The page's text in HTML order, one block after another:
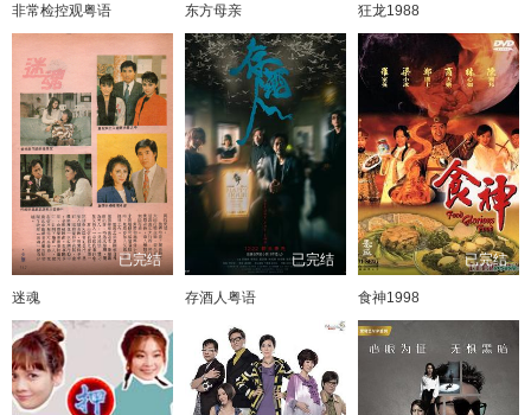
非常检控观粤语 东方母亲 狂龙1988
已完结
迷魂
已完结
存酒人粤语
已完结
食神1998